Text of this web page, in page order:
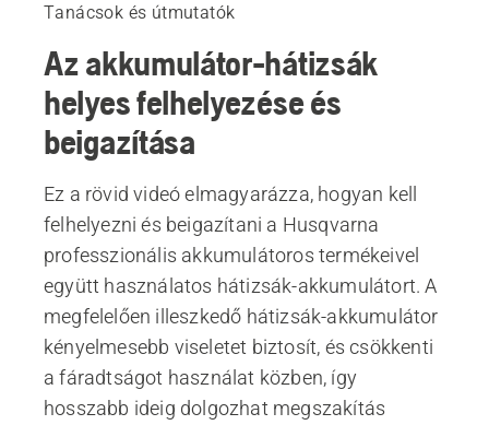
Tanácsok és útmutatók
Az akkumulátor-hátizsák
helyes felhelyezése és
beigazítása
Ez a rövid videó elmagyarázza, hogyan kell
felhelyezni és beigazítani a Husqvarna
professzionális akkumulátoros termékeivel
együtt használatos hátizsák-akkumulátort. A
megfelelően illeszkedő hátizsák-akkumulátor
kényelmesebb viseletet biztosít, és csökkenti
a fáradtságot használat közben, így
hosszabb ideig dolgozhat megszakítás